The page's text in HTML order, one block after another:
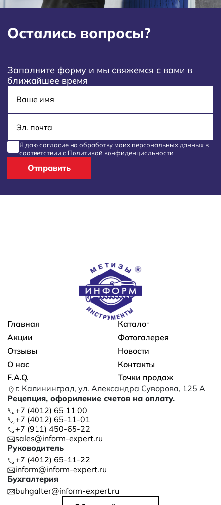
Остались вопросы?
Заполните форму и мы свяжемся с вами в
ближайшее время
E-mail
Я даю согласие на обработку моих персональных данных в
соответствии с Политикой конфиденциальности
Отправить
Основная навигация
Главная
Каталог
Акции
Фотогалерея
Отзывы
Новости
О нас
Контакты
F.A.Q.
Точки продаж
г. Калининград, ул. Александра Суворова, 125 А
Рецепция, оформление счетов на оплату.
+7 (4012) 65 11 00
+7 (4012) 65-11-01
+7 (911) 450-65-22
sales@inform-expert.ru
Руководитель
+7 (4012) 65-11-22
inform@inform-expert.ru
Бухгалтерия
buhgalter@inform-expert.ru